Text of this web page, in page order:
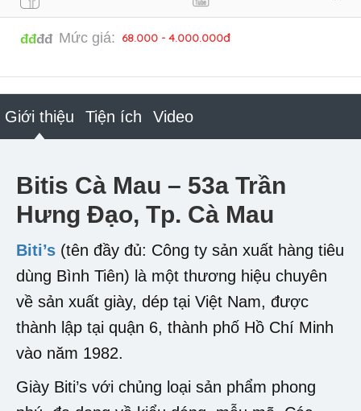
đđđđ Mức giá: 68.000 - 4.000.000đ
Giới thiệu Tiện ích Video
Bitis Cà Mau – 53a Trần
Hưng Đạo, Tp. Cà Mau
Biti’s (tên đầy đủ: Công ty sản xuất hàng tiêu
dùng Bình Tiên) là một thương hiệu chuyên
về sản xuất giày, dép tại Việt Nam, được
thành lập tại quận 6, thành phố Hồ Chí Minh
vào năm 1982.
Giày Biti’s với chủng loại sản phẩm phong